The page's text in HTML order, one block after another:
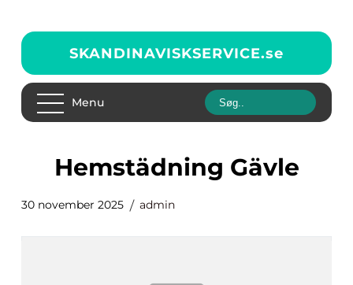
SKANDINAVISKSERVICE.se
Menu
Hemstädning Gävle
30 november 2025 admin